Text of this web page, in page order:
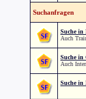
Suchanfragen
Suche in
Auch
Suche in
Auch
Suche in